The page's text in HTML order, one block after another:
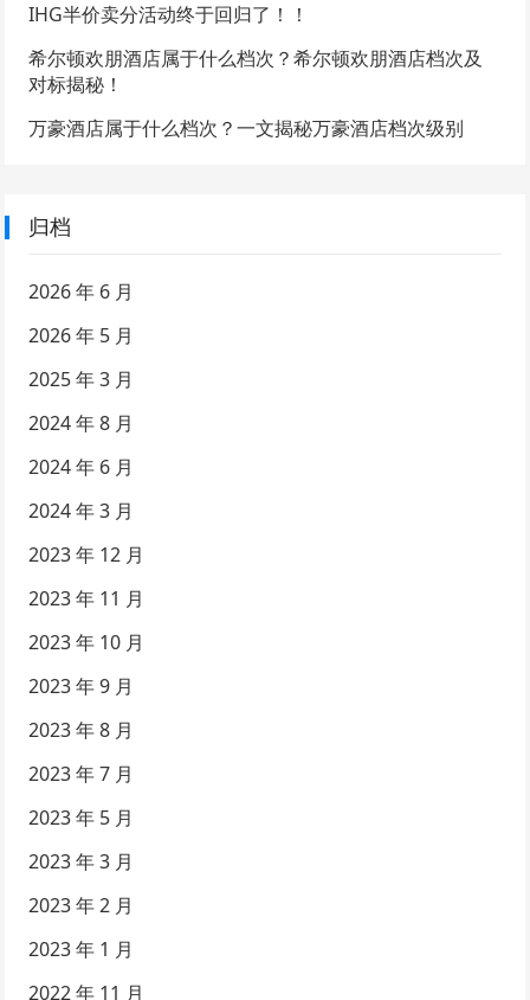
IHG半价卖分活动终于回归了！！
希尔顿欢朋酒店属于什么档次？希尔顿欢朋酒店档次及
对标揭秘！
万豪酒店属于什么档次？一文揭秘万豪酒店档次级别
归档
2026 年 6 月
2026 年 5 月
2025 年 3 月
2024 年 8 月
2024 年 6 月
2024 年 3 月
2023 年 12 月
2023 年 11 月
2023 年 10 月
2023 年 9 月
2023 年 8 月
2023 年 7 月
2023 年 5 月
2023 年 3 月
2023 年 2 月
2023 年 1 月
2022 年 11 月